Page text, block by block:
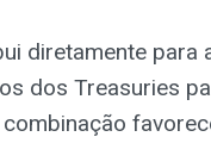
diretamente para
dos Treasuries